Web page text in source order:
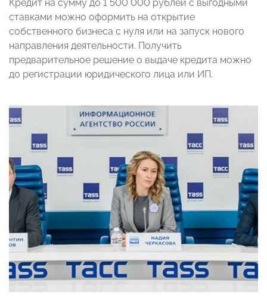
Кредит на сумму до 1 500 000 рублей с выгодными
ставками можно оформить на открытие
собственного бизнеса с нуля или на запуск нового
направления деятельности. Получить
предварительное решение о выдаче кредита можно
до регистрации юридического лица или ИП.